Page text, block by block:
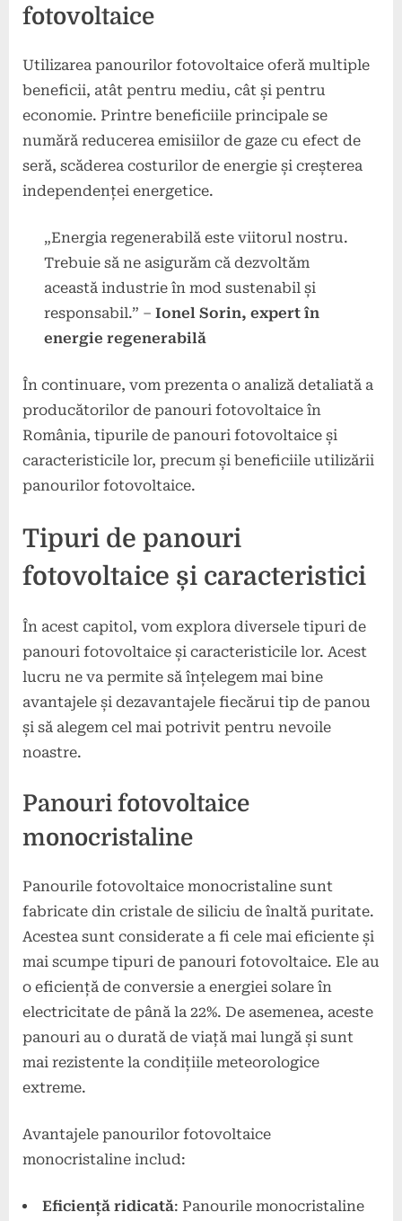
fotovoltaice
Utilizarea panourilor fotovoltaice oferă multiple
beneficii, atât pentru mediu, cât și pentru
economie. Printre beneficiile principale se
numără reducerea emisiilor de gaze cu efect de
seră, scăderea costurilor de energie și creșterea
independenței energetice.
„Energia regenerabilă este viitorul nostru.
Trebuie să ne asigurăm că dezvoltăm
această industrie în mod sustenabil și
responsabil.” – Ionel Sorin, expert în
energie regenerabilă
În continuare, vom prezenta o analiză detaliată a
producătorilor de panouri fotovoltaice în
România, tipurile de panouri fotovoltaice și
caracteristicile lor, precum și beneficiile utilizării
panourilor fotovoltaice.
Tipuri de panouri
fotovoltaice și caracteristici
În acest capitol, vom explora diversele tipuri de
panouri fotovoltaice și caracteristicile lor. Acest
lucru ne va permite să înțelegem mai bine
avantajele și dezavantajele fiecărui tip de panou
și să alegem cel mai potrivit pentru nevoile
noastre.
Panouri fotovoltaice
monocristaline
Panourile fotovoltaice monocristaline sunt
fabricate din cristale de siliciu de înaltă puritate.
Acestea sunt considerate a fi cele mai eficiente și
mai scumpe tipuri de panouri fotovoltaice. Ele au
o eficiență de conversie a energiei solare în
electricitate de până la 22%. De asemenea, aceste
panouri au o durată de viață mai lungă și sunt
mai rezistente la condițiile meteorologice
extreme.
Avantajele panourilor fotovoltaice
monocristaline includ:
Eficiență ridicată: Panourile monocristaline